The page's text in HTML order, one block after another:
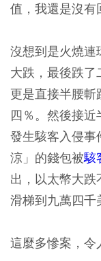
值，我還是沒有
沒想到是火燒連
大跌，最後跌了
更是直接半腰
四％。然後接
發生駭客入侵事
涼」的錢包被駭
出，以太幣大
滑梯到九萬四千
這麼多慘案，令